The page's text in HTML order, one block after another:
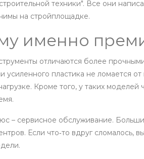
техники". Все они
на стройплощадке.
именно
отличаются более
усиленного пластика не ломается
Кроме того, у таких
– сервисное обслуживание.
Если что‑то вдруг сломалось,